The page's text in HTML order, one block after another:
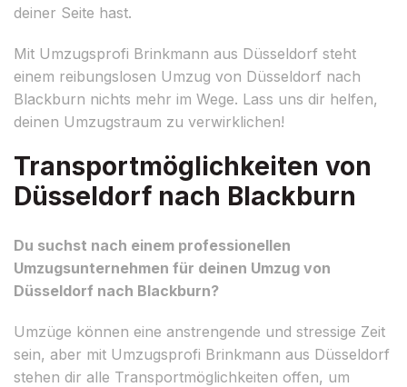
deiner Seite hast.
Mit Umzugsprofi Brinkmann aus Düsseldorf steht
einem reibungslosen Umzug von Düsseldorf nach
Blackburn nichts mehr im Wege. Lass uns dir helfen,
deinen Umzugstraum zu verwirklichen!
Transportmöglichkeiten von
Düsseldorf nach Blackburn
Du suchst nach einem professionellen
Umzugsunternehmen für deinen Umzug von
Düsseldorf nach Blackburn?
Umzüge können eine anstrengende und stressige Zeit
sein, aber mit Umzugsprofi Brinkmann aus Düsseldorf
stehen dir alle Transportmöglichkeiten offen, um